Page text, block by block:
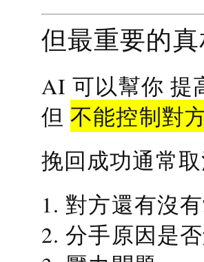
但最重要的
AI 可以幫你 提
但不能控制對
挽回成功通常
1. 對方還有沒
2. 分手原因是